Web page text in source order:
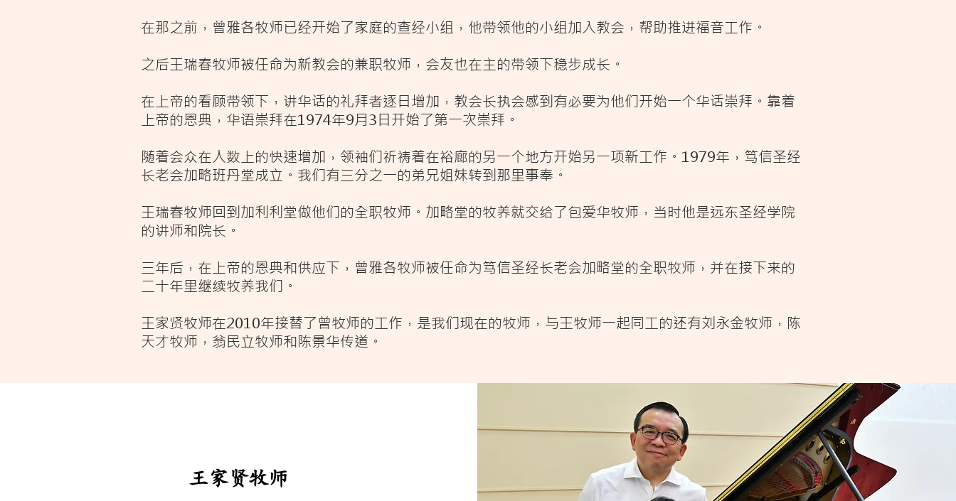
在那之前，曾雅各牧师已经开始了家庭的查经小组，他带领他的小组加入教会，帮助推进福音工作。
之后王瑞春牧师被任命为新教会的兼职牧师，会友也在主的带领下稳步成长。
在上帝的看顾带领下，讲华话的礼拜者逐日增加，教会长执会感到有必要为他们开始一个华话崇拜。靠着
上帝的恩典，华语崇拜在1974年9月3日开始了第一次崇拜。
随着会众在人数上的快速增加，领袖们祈祷着在裕廊的另一个地方开始另一项新工作。1979年，笃信圣经
长老会加略班丹堂成立。我们有三分之一的弟兄姐妹转到那里事奉。
王瑞春牧师回到加利利堂做他们的全职牧师。加略堂的牧养就交给了包爱华牧师，当时他是远东圣经学院
的讲师和院长。
三年后，在上帝的恩典和供应下，曾雅各牧师被任命为笃信圣经长老会加略堂的全职牧师，并在接下来的
二十年里继续牧养我们。
王家贤牧师在2010年接替了曾牧师的工作，是我们现在的牧师，与王牧师一起同工的还有刘永金牧师，陈
天才牧师，翁民立牧师和陈景华传道​。
王家贤牧师